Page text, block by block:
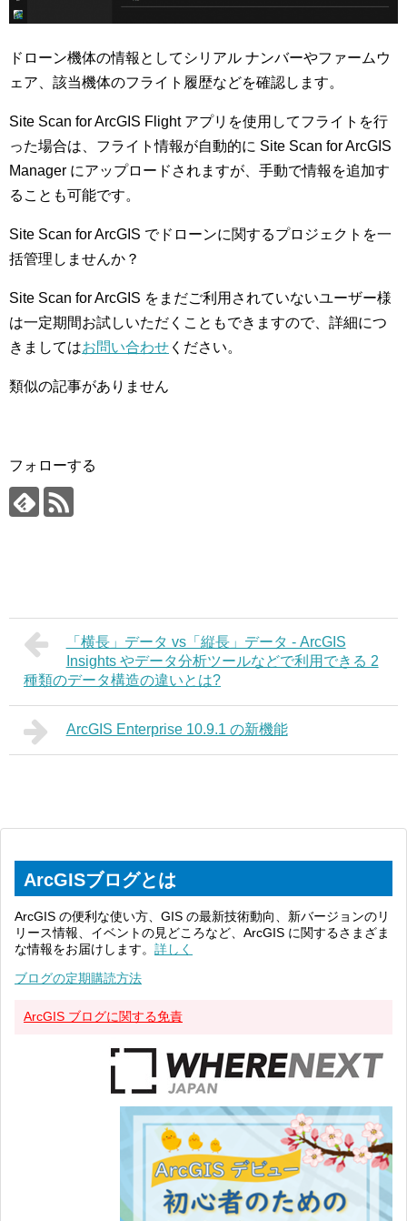
ドローン機体の情報としてシリアル ナンバーやファームウ
ェア、該当機体のフライト履歴などを確認します。
Site Scan for ArcGIS Flight アプリを使用してフライトを行
った場合は、フライト情報が自動的に Site Scan for ArcGIS
Manager にアップロードされますが、手動で情報を追加す
ることも可能です。
Site Scan for ArcGIS でドローンに関するプロジェクトを一
括管理しませんか？
Site Scan for ArcGIS をまだご利用されていないユーザー様
は一定期間お試しいただくこともできますので、詳細につ
きましてはお問い合わせ ください。
類似の記事がありません
フォローする
「横長」データ vs「縦長」データ - ArcGIS
Insights やデータ分析ツールなどで利用できる 2
種類のデータ構造の違いとは?
ArcGIS Enterprise 10.9.1 の新機能
ArcGISブログとは
ArcGIS の便利な使い方、GIS の最新技術動向、新バージョンのリ
リース情報、イベントの見どころなど、ArcGIS に関するさまざま
な情報をお届けします。 詳しく
ブログの定期購読方法
ArcGIS ブログに関する免責